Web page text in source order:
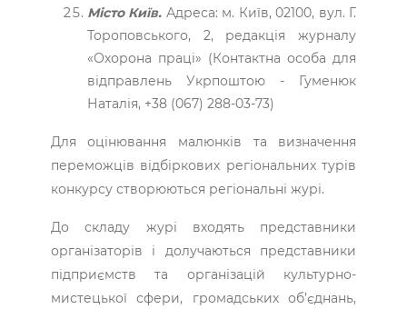
Місто Київ. Адреса: м. Київ, 02100, вул. Г.
Тороповського, 2, редакція журналу
«Охорона праці» (Контактна особа для
відправлень Укрпоштою - Гуменюк
Наталія, +38 (067) 288-03-73)
Для оцінювання малюнків та визначення
переможців відбіркових регіональних турів
конкурсу створюються регіональні журі.
До складу журі входять представники
організаторів і долучаються представники
підприємств та організацій культурно-
мистецької сфери, громадських об’єднань,